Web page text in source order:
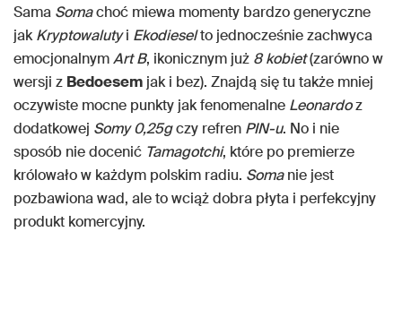
Sama Somachoć miewa momenty bardzo generyczne
jakKryptowalutyi Ekodieselto jednocześnie zachwyca
emocjonalnymArt B, ikonicznym już 8 kobiet(zarówno w
wersji z Bedoesem jak i bez). Znajdą się tu także mniej
oczywiste mocne punkty jak fenomenalne Leonardoz
dodatkowej Somy 0,25gczy refren PIN-u. No i nie
sposób nie docenić Tamagotchi, które po premierze
królowało w każdym polskim radiu. Somanie jest
pozbawiona wad, ale to wciąż dobra płyta i perfekcyjny
produkt komercyjny.